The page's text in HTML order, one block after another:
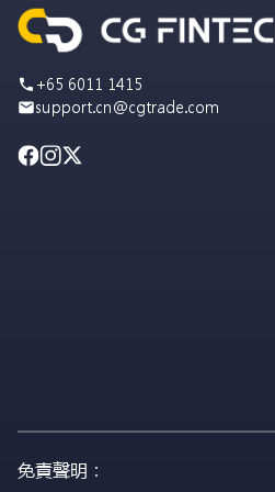
+65 6011 1415
support.cn@cgtrade.com
免責聲明：